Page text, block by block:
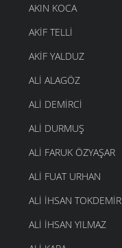
AKIN KOCA
AKIF TELLI
AKIF YALDUZ
ALI ALAGÖZ
ALI DEMIRCI
ALI DURMUŞ
ALI FARUK ÖZYAŞAR
ALI FUAT URHAN
ALI IHSAN TOKDEMIR
ALI İHSAN YILMAZ